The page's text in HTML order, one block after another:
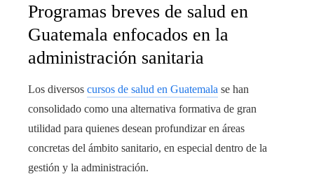
Programas breves de salud en
Guatemala enfocados en la
administración sanitaria
Los diversos cursos de salud en Guatemala se han
consolidado como una alternativa formativa de gran
utilidad para quienes desean profundizar en áreas
concretas del ámbito sanitario, en especial dentro de la
gestión y la administración.